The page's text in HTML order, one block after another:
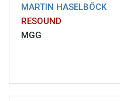
MARTIN HASELBÖCK
RESOUND
MGG